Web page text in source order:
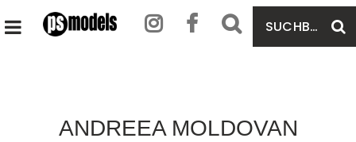
SUCHBEGRIFF
EINGEBEN
HAUPTMENÜ
ANDREEA MOLDOVAN